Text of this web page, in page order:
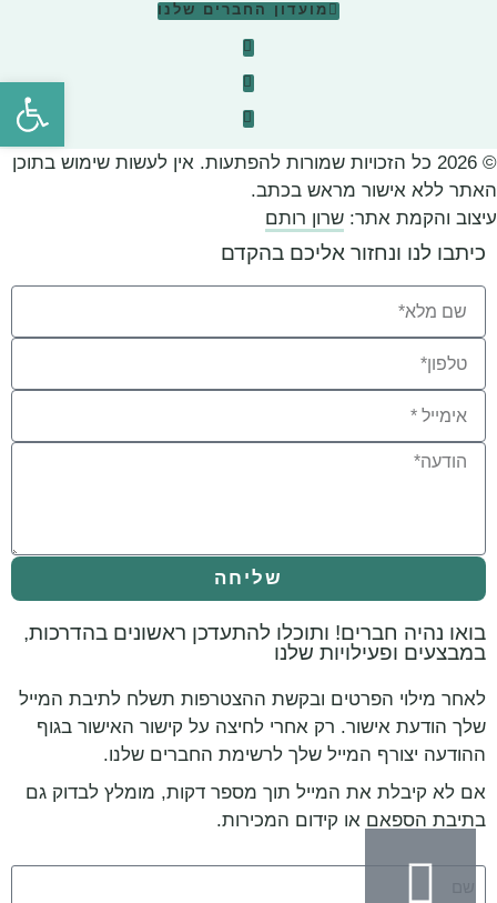
מועדון החברים שלנו
© 2026 כל הזכויות שמורות להפתעות. אין לעשות שימוש בתוכן
האתר ללא אישור מראש בכתב.
עיצוב והקמת אתר: שרון רותם
כיתבו לנו ונחזור אליכם בהקדם
שליחה
בואו נהיה חברים! ותוכלו להתעדכן ראשונים בהדרכות,
במבצעים ופעילויות שלנו
לאחר מילוי הפרטים ובקשת ההצטרפות תשלח לתיבת המייל
שלך הודעת אישור. רק אחרי לחיצה על קישור האישור בגוף
ההודעה יצורף המייל שלך לרשימת החברים שלנו.
אם לא קיבלת את המייל תוך מספר דקות, מומלץ לבדוק גם
בתיבת הספאם או קידום המכירות.
פתח